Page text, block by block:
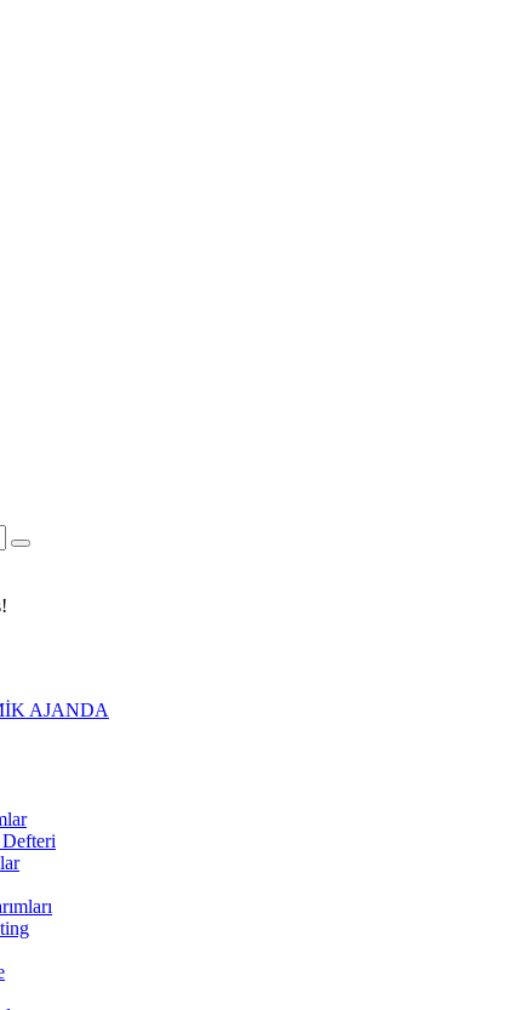
AJANDA